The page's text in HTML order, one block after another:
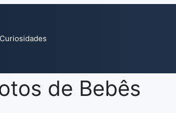
Curiosidades
de Bebês